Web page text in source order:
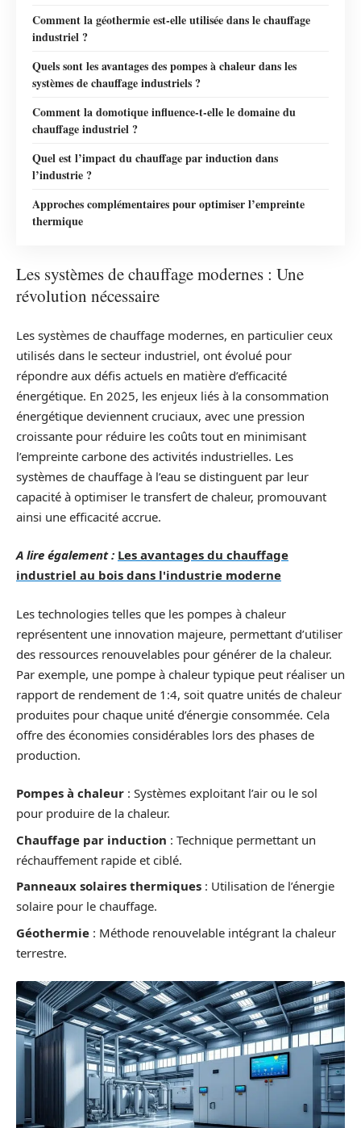
Comment la géothermie est-elle utilisée dans le chauffage
industriel ?
Quels sont les avantages des pompes à chaleur dans les
systèmes de chauffage industriels ?
Comment la domotique influence-t-elle le domaine du
chauffage industriel ?
Quel est l’impact du chauffage par induction dans
l’industrie ?
Approches complémentaires pour optimiser l’empreinte
thermique
Les systèmes de chauffage modernes : Une
révolution nécessaire
Les systèmes de chauffage modernes, en particulier ceux
utilisés dans le secteur industriel, ont évolué pour
répondre aux défis actuels en matière d’efficacité
énergétique. En 2025, les enjeux liés à la consommation
énergétique deviennent cruciaux, avec une pression
croissante pour réduire les coûts tout en minimisant
l’empreinte carbone des activités industrielles. Les
systèmes de chauffage à l’eau se distinguent par leur
capacité à optimiser le transfert de chaleur, promouvant
ainsi une efficacité accrue.
A lire également : Les avantages du chauffage
industriel au bois dans l'industrie moderne
Les technologies telles que les pompes à chaleur
représentent une innovation majeure, permettant d’utiliser
des ressources renouvelables pour générer de la chaleur.
Par exemple, une pompe à chaleur typique peut réaliser un
rapport de rendement de 1:4, soit quatre unités de chaleur
produites pour chaque unité d’énergie consommée. Cela
offre des économies considérables lors des phases de
production.
Pompes à chaleur : Systèmes exploitant l’air ou le sol
pour produire de la chaleur.
Chauffage par induction : Technique permettant un
réchauffement rapide et ciblé.
Panneaux solaires thermiques : Utilisation de l’énergie
solaire pour le chauffage.
Géothermie : Méthode renouvelable intégrant la chaleur
terrestre.